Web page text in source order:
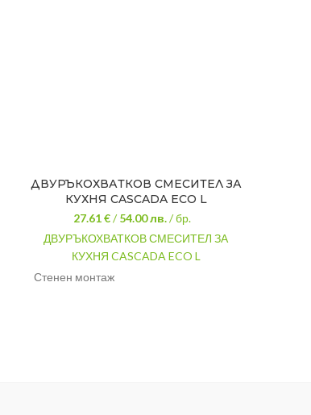
ДВУРЪКОХВАТКОВ СМЕСИТЕЛ ЗА
КУХНЯ CASCADA ECO L
27.61 €/54.00лв. / бр.
ДВУРЪКОХВАТКОВ СМЕСИТЕЛ ЗА
КУХНЯ CASCADA ECO L
Стенен монтаж